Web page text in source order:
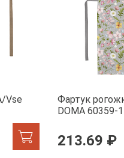
Vse
Фартук
DOMA 60359-
213.69 ₽